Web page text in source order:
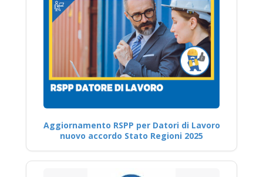
Aggiornamento RSPP per Datori di Lavoro
nuovo accordo Stato Regioni 2025